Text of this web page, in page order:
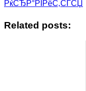
РќСЂР°РІРёС‚СЃСЏ
Related posts: